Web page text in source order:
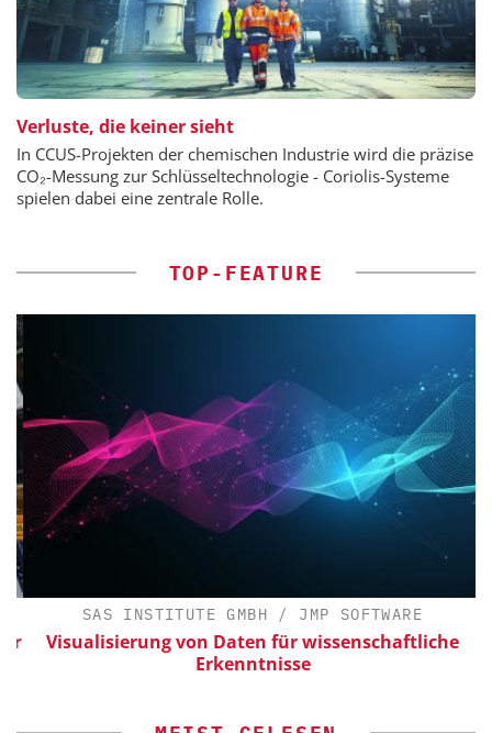
Verluste, die keiner sieht
In CCUS-Projekten der chemischen Industrie wird die präzise
CO₂-Messung zur Schlüsseltechnologie - Coriolis-Systeme
spielen dabei eine zentrale Rolle.
TOP-FEATURE
SAS INSTITUTE GMBH / JMP SOFTWARE
Visualisierung von Daten für wissenschaftliche
Erkenntnisse